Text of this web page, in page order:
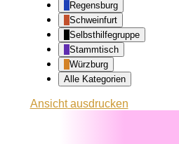
Regensburg
Schweinfurt
Selbsthilfegruppe
Stammtisch
Würzburg
Alle Kategorien
Ansichtausdrucken